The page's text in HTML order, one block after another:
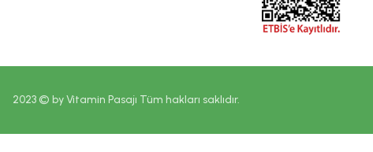
2023 © by Vitamin Pasajı Tüm hakları saklıdır.